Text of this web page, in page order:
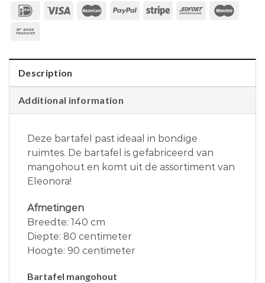
Description
Additional information
Deze bartafel past ideaal in bondige
ruimtes. De bartafel is gefabriceerd van
mangohout en komt uit de assortiment van
Eleonora!
Afmetingen
Breedte: 140 cm
Diepte: 80 centimeter
Hoogte: 90 centimeter
Bartafel mangohout